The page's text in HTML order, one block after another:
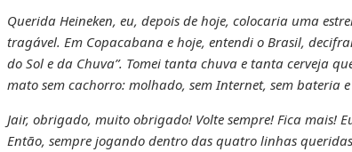
Querida Heineken, eu, depois de hoje, colocaria uma
tragável. Em Copacabana e hoje, entendi o Brasil,
do Sol e da Chuva”. Tomei tanta chuva e tanta cerveja
mato sem cachorro: molhado, sem Internet, sem bateria
Jair, obrigado, muito obrigado! Volte sempre! Fica mais!
Então, sempre jogando dentro das quatro linhas